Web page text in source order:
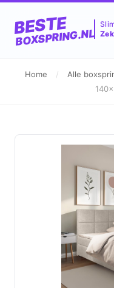
BESTE
BOXSPRING.NL
Home / Alle